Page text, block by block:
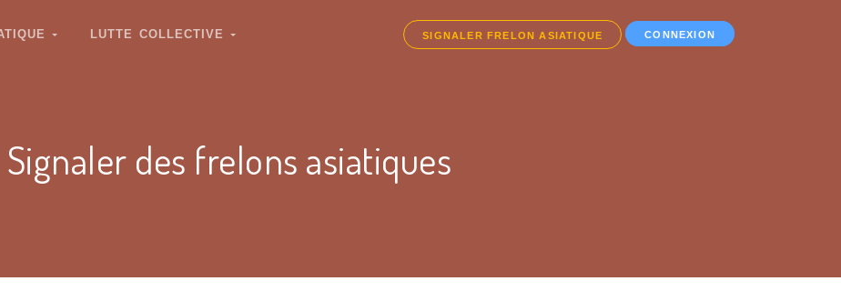
LUTTE COLLECTIVE SIGNALER FRELON ASIATIQUE CONNEXION
Signaler des frelons asiatiques